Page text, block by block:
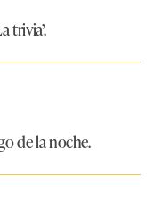
trivia’.
de la noche.